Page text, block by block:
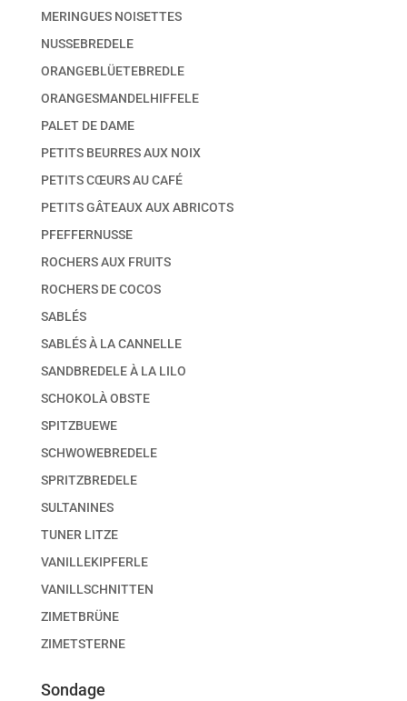
MERINGUES NOISETTES
NUSSEBREDELE
ORANGEBLÜETEBREDLE
ORANGESMANDELHIFFELE
PALET DE DAME
PETITS BEURRES AUX NOIX
PETITS CŒURS AU CAFÉ
PETITS GÂTEAUX AUX ABRICOTS
PFEFFERNUSSE
ROCHERS AUX FRUITS
ROCHERS DE COCOS
SABLÉS
SABLÉS À LA CANNELLE
SANDBREDELE À LA LILO
SCHOKOLÀ OBSTE
SPITZBUEWE
SCHWOWEBREDELE
SPRITZBREDELE
SULTANINES
TUNER LITZE
VANILLEKIPFERLE
VANILLSCHNITTEN
ZIMETBRÜNE
ZIMETSTERNE
Sondage